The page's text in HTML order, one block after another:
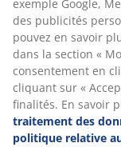
exemple Google,
des publicités
pouvez en savoir
dans la section «
consentement en
cliquant sur «
finalités. En savoir
traitement des
politique relative